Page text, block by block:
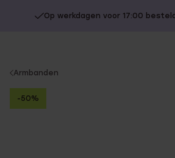
Op werkdagen voor 17:00
You
are
here:
Armbanden
-50%